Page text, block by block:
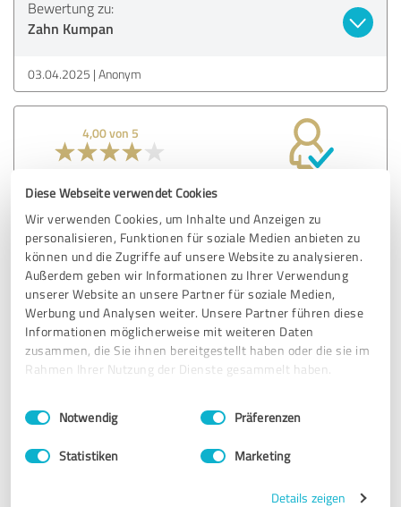
Diese Webseite verwendet Cookies
Wir verwenden Cookies, um Inhalte und Anzeigen zu
personalisieren, Funktionen für soziale Medien anbieten zu
können und die Zugriffe auf unsere Website zu analysieren.
Außerdem geben wir Informationen zu Ihrer Verwendung
unserer Website an unsere Partner für soziale Medien,
Werbung und Analysen weiter. Unsere Partner führen diese
Informationen möglicherweise mit weiteren Daten
zusammen, die Sie ihnen bereitgestellt haben oder die sie im
Rahmen Ihrer Nutzung der Dienste gesammelt haben.
Impressum Datenschutzbestimmungen
Einwilligungsauswahl
Notwendig Präferenzen
Statistiken Marketing
Details zeigen
Bewertung zu:
Zahn Kumpan
03.04.2025 Anonym
4,00 von 5
Bewertung zu:
Zahn Kumpan
27.03.2025 Anonym
5,00 von 5
SEHR GUT Empfehlung